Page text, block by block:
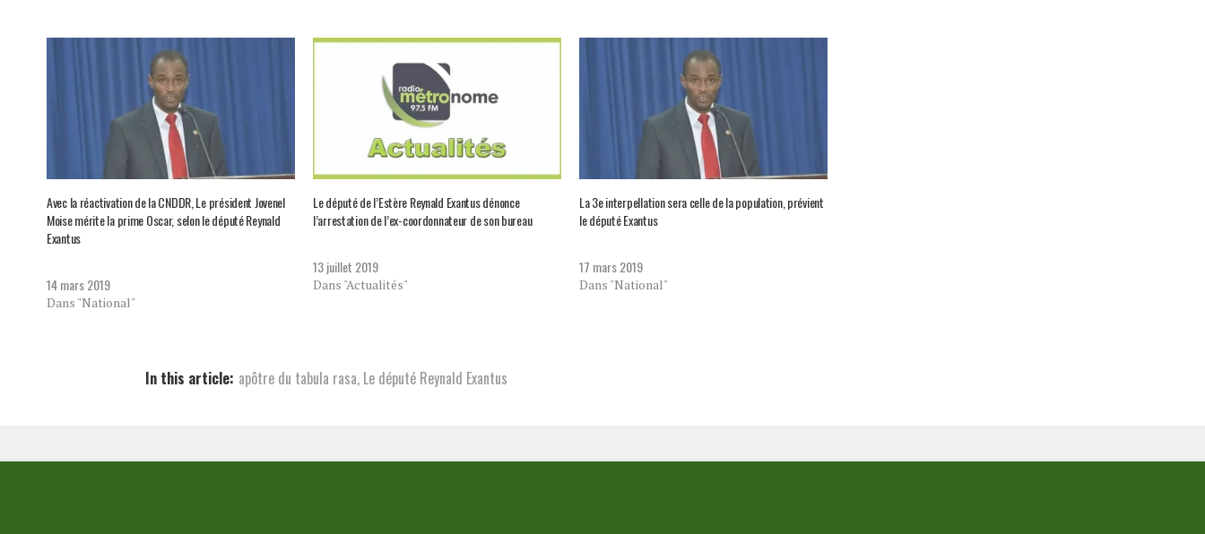
Avec la réactivation de la CNDDR, Le président Jovenel
Moise mérite la prime Oscar, selon le député Reynald
Exantus
14 mars 2019
Dans "National"
Le député de l’Estère Reynald Exantus dénonce
l’arrestation de l’ex-coordonnateur de son bureau
13 juillet 2019
Dans "Actualités"
La 3e interpellation sera celle de la population, prévient
le député Exantus
17 mars 2019
Dans "National"
In this article: apôtre du tabula rasa, Le député Reynald Exantus